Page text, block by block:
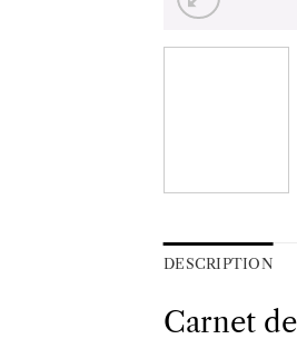
DESCRIPTION
Carnet